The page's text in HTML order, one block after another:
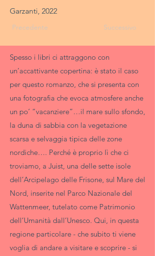
Garzanti, 2022
Precedente Successivo
Spesso i libri ci attraggono con
un’accattivante copertina: è stato il caso
per questo romanzo, che si presenta con
una fotografia che evoca atmosfere anche
un po’ “vacanziere”…il mare sullo sfondo,
la duna di sabbia con la vegetazione
scarsa e selvaggia tipica delle zone
nordiche…. Perché è proprio lì che ci
troviamo, a Juist, una delle sette isole
dell’Arcipelago delle Frisone, sul Mare del
Nord, inserite nel Parco Nazionale del
Wattenmeer, tutelato come Patrimonio
dell’Umanità dall’Unesco. Qui, in questa
regione particolare - che subito ti viene
voglia di andare a visitare e scoprire - si